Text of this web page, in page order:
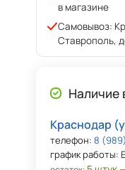
в магазине
Самовывоз:
Ставрополь,
Наличие
Краснодар
телефон: 8
график работы: